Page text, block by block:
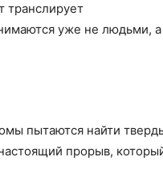
транслирует
уже не людьми, а
пытаются найти
прорыв,